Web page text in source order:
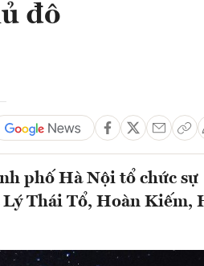
đô
phố Hà Nội tổ chức sự
Thái Tổ, Hoàn Kiếm,